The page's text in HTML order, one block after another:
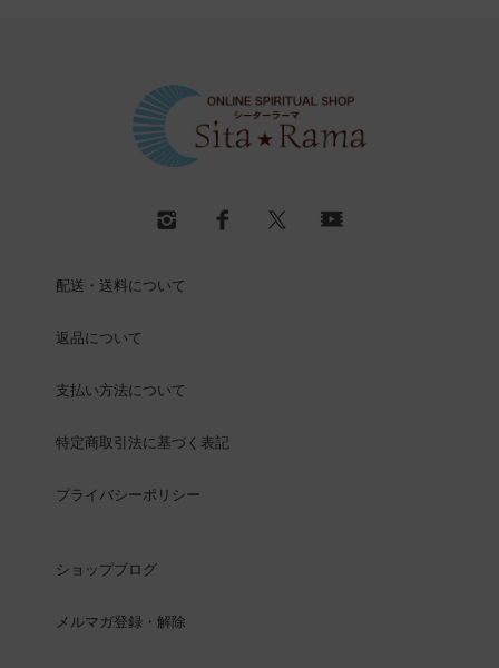
配送・送料について
返品について
支払い方法について
特定商取引法に基づく表記
プライバシーポリシー
ショップブログ
メルマガ登録・解除